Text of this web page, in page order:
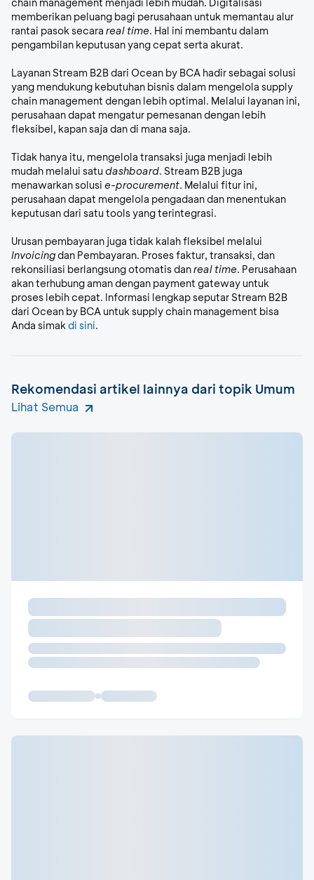
memberikan peluang bagi perusahaan untuk memantau alur
rantai pasok secara real time. Hal ini membantu dalam
pengambilan keputusan yang cepat serta akurat.
Layanan Stream B2B dari Ocean by BCA hadir sebagai solusi
yang mendukung kebutuhan bisnis dalam mengelola supply
chain management dengan lebih optimal. Melalui layanan ini,
perusahaan dapat mengatur pemesanan dengan lebih
fleksibel, kapan saja dan di mana saja.
Tidak hanya itu, mengelola transaksi juga menjadi lebih
mudah melalui satu dashboard. Stream B2B juga
menawarkan solusi e-procurement. Melalui fitur ini,
perusahaan dapat mengelola pengadaan dan menentukan
keputusan dari satu tools yang terintegrasi.
Urusan pembayaran juga tidak kalah fleksibel melalui
Invoicingdan Pembayaran. Proses faktur, transaksi, dan
rekonsiliasi berlangsung otomatis danreal time. Perusahaan
akan terhubung aman dengan payment gateway untuk
proses lebih cepat. Informasi lengkap seputar Stream B2B
dari Ocean by BCA untuksupply chain management bisa
Anda simakdi sini.
Rekomendasi artikel lainnya dari topik Umum
Lihat Semua